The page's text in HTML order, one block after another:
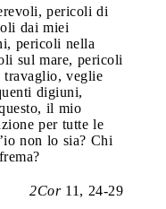
pericoli di
dai miei
pericoli nella
sul mare, pericoli
veglie
digiuni,
il mio
per tutte le
non lo sia? Chi
2Cor11, 24-29